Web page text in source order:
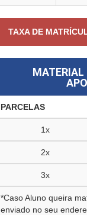
TAXA DE
MATERIAL
PARCELAS
1x
2x
3x
*Caso Aluno queira
enviado no seu